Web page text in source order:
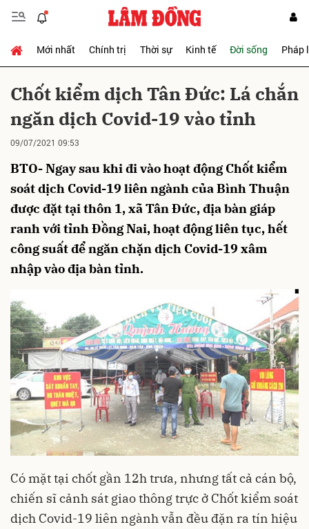
Mới nhất Chính trị Thời sự Kinh tế Đời sống Pháp
Chốt kiểm dịch Tân Đức: Lá chắn
ngăn dịch Covid-19 vào tỉnh
09/07/2021 09:53
BTO- Ngay sau khi đi vào hoạt động Chốt kiểm
soát dịch Covid-19 liên ngành của Bình Thuận
được đặt tại thôn 1, xã Tân Đức, địa bàn giáp
ranh với tỉnh Đồng Nai, hoạt động liên tục, hết
công suất để ngăn chặn dịch Covid-19 xâm
nhập vào địa bàn tỉnh.
Có mặt tại chốt gần 12h trưa, nhưng tất cả cán bộ,
chiến sĩ cảnh sát giao thông trực ở Chốt kiểm soát
dịch Covid-19 liên ngành vẫn đều đặn ra tín hiệu
Gửi bình luận
Hủy Gửi